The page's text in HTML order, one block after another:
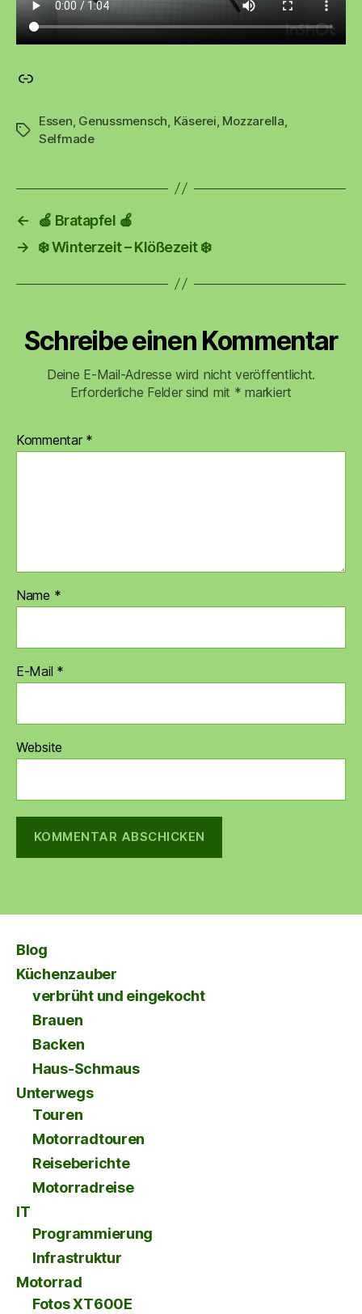
Material für das Käsen – hervorragender Shop (*Werbung*)
Schlagwörter
Essen Genussmensch Käserei Mozzarella
Selfmade
←
🍏 Bratapfel 🍎
→
❄️ Winterzeit – Klößezeit ❄️
Schreibe einen Kommentar
Deine E-Mail-Adresse wird nicht veröffentlicht.
Erforderliche Felder sind mit * markiert
Kommentar *
Name *
E-Mail *
Website
Blog
Küchenzauber
verbrüht und eingekocht
Brauen
Backen
Haus-Schmaus
Unterwegs
Touren
Motorradtouren
Reiseberichte
Motorradreise
IT
Programmierung
Infrastruktur
Motorrad
Fotos XT600E